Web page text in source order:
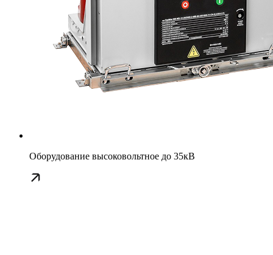
Оборудование высоковольтное до 35кВ